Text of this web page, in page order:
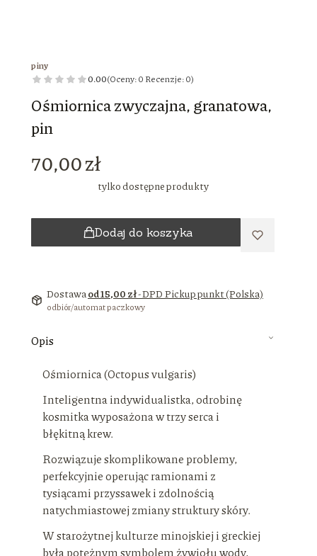
piny
0.00(Oceny: 0 Recenzje: 0)
Ośmiornica zwyczajna, granatowa,
pin
Cena
70,00 zł
tylko dostępne produkty
Dodaj do koszyka
Dostawaod 15,00 zł- DPD Pickup punkt (Polska)
odbiór/automat paczkowy
Opis
Ośmiornica (Octopus vulgaris)
Inteligentna indywidualistka, odrobinę
kosmitka wyposażona w trzy serca i
błękitną krew.
Rozwiązuje skomplikowane problemy,
perfekcyjnie operując ramionami z
tysiącami przyssawek i zdolnością
natychmiastowej zmiany struktury skóry.
W starożytnej kulturze minojskiej i greckiej
była potężnym symbolem żywiołu wody,